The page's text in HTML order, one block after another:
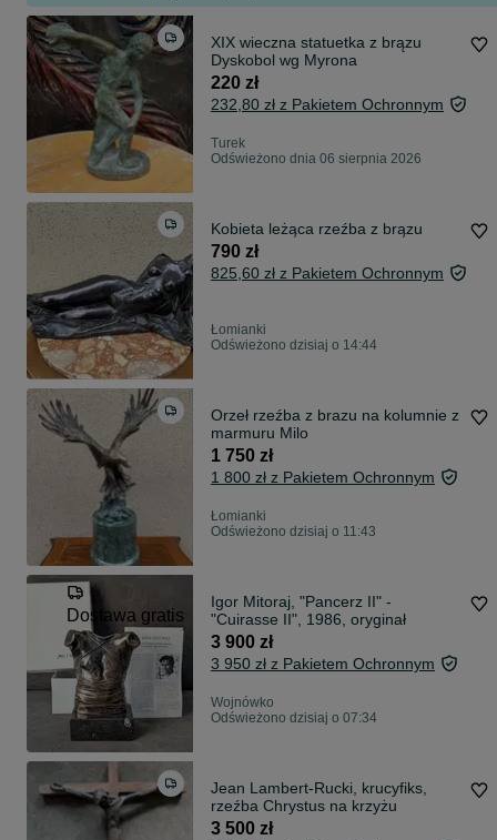
XIX wieczna statuetka z brązu
Dyskobol wg Myrona
220 zł
232,80 zł z Pakietem Ochronnym
Turek
Odświeżono dnia 06 sierpnia 2026
Kobieta leżąca rzeźba z brązu
790 zł
825,60 zł z Pakietem Ochronnym
Łomianki
Odświeżono dzisiaj o 14:44
Orzeł rzeźba z brazu na kolumnie z
marmuru Milo
1 750 zł
1 800 zł z Pakietem Ochronnym
Łomianki
Odświeżono dzisiaj o 11:43
Dostawa gratis
Igor Mitoraj, "Pancerz II" -
"Cuirasse II", 1986, oryginał
3 900 zł
3 950 zł z Pakietem Ochronnym
Wojnówko
Odświeżono dzisiaj o 07:34
Jean Lambert-Rucki, krucyfiks,
rzeźba Chrystus na krzyżu
3 500 zł